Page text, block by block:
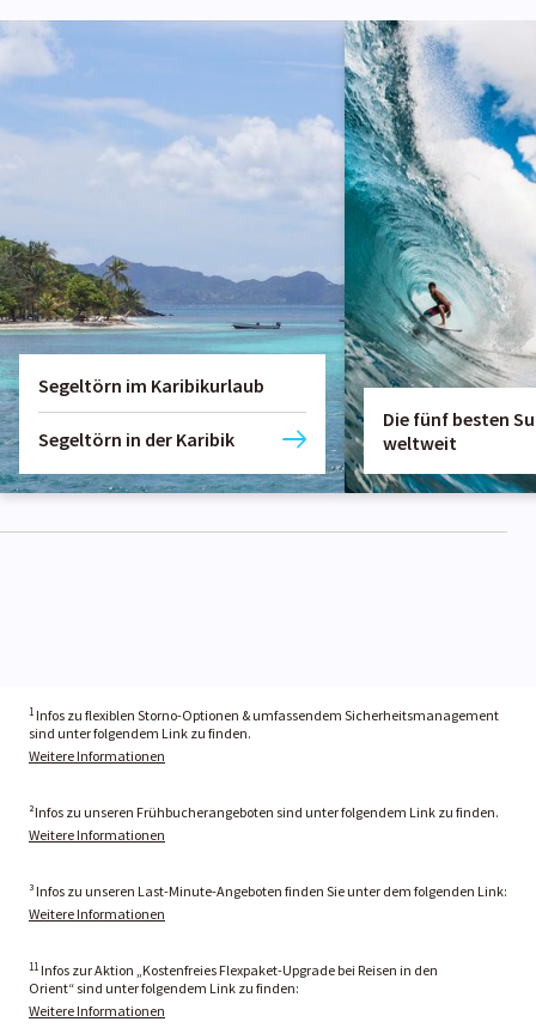
Segeltörn im Karibikurlaub
Segeltörn in der Karibik
Die fünf besten
weltweit
1 Infos zu flexiblen Storno-Optionen & umfassendem Sicherheitsmanagement
sind unter folgendem Link zu finden.
Weitere Informationen
²Infos zu unseren Frühbucherangeboten sind unter folgendem Link zu finden.
Weitere Informationen
³ Infos zu unseren Last-Minute-Angeboten finden Sie unter dem folgenden Link:
Weitere Informationen
11 Infos zur Aktion „Kostenfreies Flexpaket-Upgrade bei Reisen in den
Orient“ sind unter folgendem Link zu finden:
Weitere Informationen